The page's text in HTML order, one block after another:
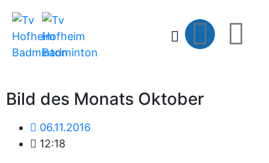
Bild des Monats Oktober
06.11.2016
12:18